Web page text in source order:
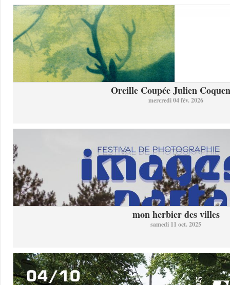
Oreille Coupée Julien
mercredi 04 fév. 2026
mon herbier des villes
samedi 11 oct. 2025